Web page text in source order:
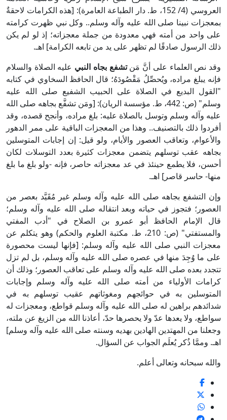
العروسي (4/ 152، ط. دار الطباعة العامرة): [هذه الكرامات لاحقةٌ
نبينا صلى الله عليه وآله وسلم.. وكل نبي ظهرت كرامته
من أمته فهي معدودة من جملة معجزاته؛ إذ لو لم يكن
صادقًا لم تظهر على يد من تابعه الكرامة] اهـ.
العلماء على أنَّ مَنتشفع بجاه النبيعليه الصلاة والسلام
يبلغ مراده، ويُحصِّلُ مَقْصُودَهُ؛ قال الحافظ السخاوي في كتابه
البديع في الصلاة على الحبيب الشفيع صلى الله عليه
وسلم" (ص: 442، ط. مؤسسة الريان): [ومَن تشفَّع بجاهه صلى الله
وآله وسلم وتوسل بالصلاة عليه: بلغ مراده، وأنجح قصده، وقد
ذلك بالتصنيف.. وهذا من المعجزات الباقية على ممر الدهور
وتعاقب العصور والأيام، ولو قيل: إن إجابات المتوسلين
عقب توسلهم يتضمن معجزات كثيرة بعدد التوسلات لكان
فلا يطمع حينئذ في عد معجزاته حاصر، فإنه -ولو بلغ ما بلغ
حاسر قاصر] اهـ.
بجاهه صلى الله عليه وآله وسلم غير مُقَيَّد بعصر من
فتجوز في حياته وبعد انتقاله صلى الله عليه وآله وسلم؛
الإمام الحافظ أبو عمرو بن الصلاح في "أدب المفتي
والمستفتي" (ص: 210، ط. مكتبة العلوم والحكم) وهو يتكلم عن
النبي صلى الله عليه وآله وسلم: [فإنها ليست محصورة
وُجِدَ منها في عصره صلى الله عليه وآله وسلم، بل لم تزل
بعده صلى الله عليه وآله وسلم على تعاقب العصور؛ وذلك أن
الأولياء من أمته صلى الله عليه وآله وسلم وإجابات
به في حوائجهم ومغوثاتهم عقيب توسلهم به في
براهين له صلى الله عليه وآله وسلم قواطع، ومعجزات له
ولا يعدها عدّ ولا يحصرها حدّ، أعاذنا الله من الزيغ عن ملته،
من المهتدين الهادين بهديه وسنته صلى الله عليه وآله وسلم]
وممَّا ذُكر يُعلَم الجواب عن السؤال.
سبحانه وتعالى أعلم.